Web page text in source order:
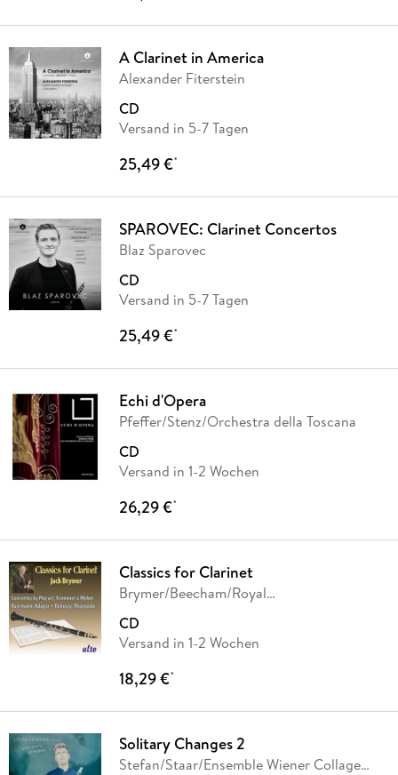
A Clarinet in America
Alexander Fiterstein
CD
Versand in 5-7 Tagen
25,49 €*
SPAROVEC: Clarinet Concertos
Blaz Sparovec
CD
Versand in 5-7 Tagen
25,49 €*
Echi d'Opera
Pfeffer/Stenz/Orchestra della Toscana
CD
Versand in 1-2 Wochen
26,29 €*
Classics for Clarinet
Brymer/Beecham/Royal
CD
Versand in 1-2 Wochen
18,29 €*
Solitary Changes 2
Stefan/Staar/Ensemble Wiener Collage